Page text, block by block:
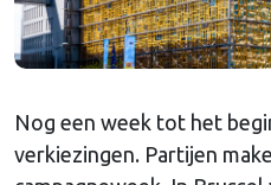
Nog een week tot het
verkiezingen. Partijen